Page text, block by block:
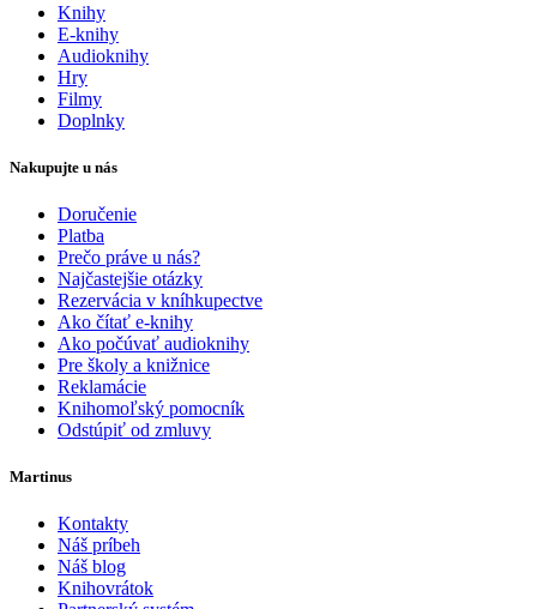
Knihy
E-knihy
Audioknihy
Hry
Filmy
Doplnky
Nakupujte u nás
Doručenie
Platba
Prečo práve u nás?
Najčastejšie otázky
Rezervácia v kníhkupectve
Ako čítať e-knihy
Ako počúvať audioknihy
Pre školy a knižnice
Reklamácie
Knihomoľský pomocník
Odstúpiť od zmluvy
Martinus
Kontakty
Náš príbeh
Náš blog
Knihovrátok